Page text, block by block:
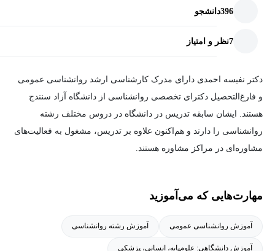
396دانشجو
7نظر و امتیاز
دکتر نفیسه احمدی دارای مدرک کارشناسی ارشد روانشناسی عمومی
و فارغ‌التحصیل دکترای تخصصی روانشناسی از دانشگاه آزاد سنندج
هستند. ایشان سابقه تدریس در دانشگاه در دروس مختلف رشته
روانشناسی را دارند و هم‌اکنون علاوه بر تدریس، مشغول به فعالیت‌های
مشاوره‌ای در مراکز مشاوره هستند.
مهارت‌هایی که می‌آموزید
آموزش روانشناسی عمومی آموزش رشته روانشناسی
آموزش دانشگاهی: علوم‌پایه، انسانی، پزشکی